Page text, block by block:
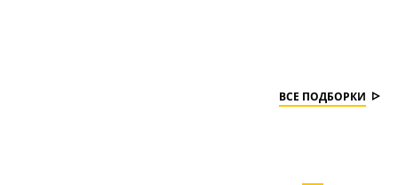
ВСЕ ПОДБОРКИ